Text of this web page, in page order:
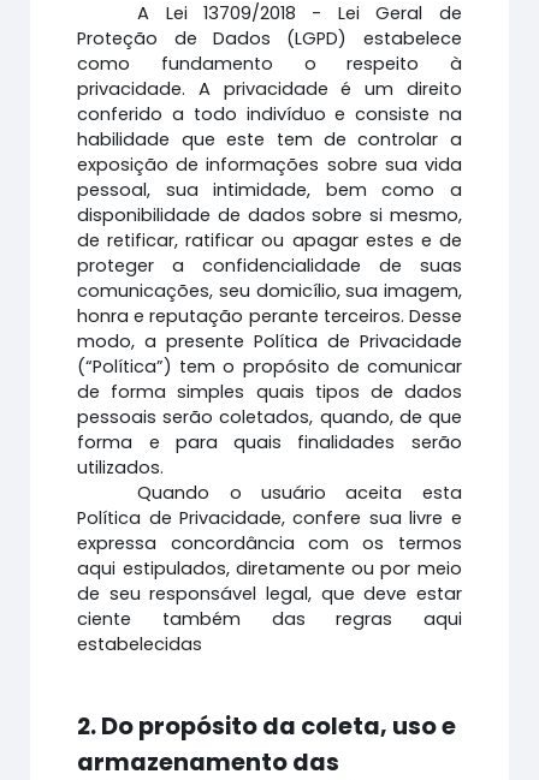
A Lei 13709/2018 - Lei Geral de
Proteção de Dados (LGPD) estabelece
como fundamento o respeito à
privacidade. A privacidade é um direito
conferido a todo indivíduo e consiste na
habilidade que este tem de controlar a
exposição de informações sobre sua vida
pessoal, sua intimidade, bem como a
disponibilidade de dados sobre si mesmo,
de retificar, ratificar ou apagar estes e de
proteger a confidencialidade de suas
comunicações, seu domicílio, sua imagem,
honra e reputação perante terceiros. Desse
modo, a presente Política de Privacidade
(“Política”) tem o propósito de comunicar
de forma simples quais tipos de dados
pessoais serão coletados, quando, de que
forma e para quais finalidades serão
utilizados.
Quando o usuário aceita esta
Política de Privacidade, confere sua livre e
expressa concordância com os termos
aqui estipulados, diretamente ou por meio
de seu responsável legal, que deve estar
ciente também das regras aqui
estabelecidas
2. Do propósito da coleta, uso e
armazenamento das